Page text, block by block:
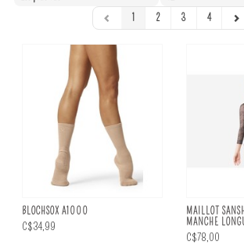
1 2 3 4
BLOCHSOX A1000
C$34,99
MAILLOT
MANCHE
C$78,00